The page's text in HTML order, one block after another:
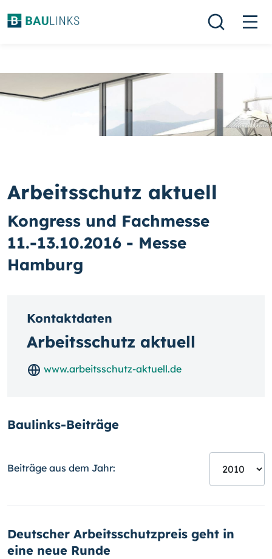
Arbeitsschutz aktuell
Kongress und Fachmesse
11.-13.10.2016 - Messe
Hamburg
Kontaktdaten
Arbeitsschutz aktuell
www.arbeitsschutz-aktuell.de
Baulinks-Beiträge
Beiträge aus dem Jahr:
Deutscher Arbeitsschutzpreis geht in
eine neue Runde